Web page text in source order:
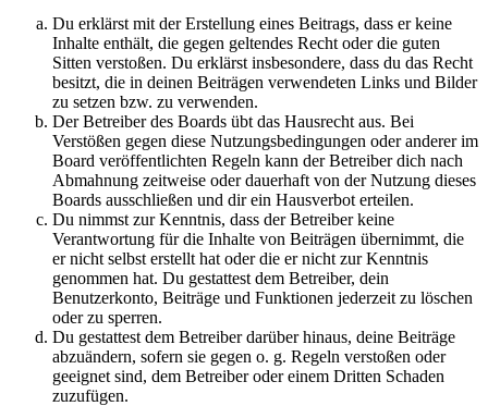
Du erklärst mit der Erstellung eines Beitrags, dass er keine
Inhalte enthält, die gegen geltendes Recht oder die guten
Sitten verstoßen. Du erklärst insbesondere, dass du das Recht
besitzt, die in deinen Beiträgen verwendeten Links und Bilder
zu setzen bzw. zu verwenden.
Der Betreiber des Boards übt das Hausrecht aus. Bei
Verstößen gegen diese Nutzungsbedingungen oder anderer im
Board veröffentlichten Regeln kann der Betreiber dich nach
Abmahnung zeitweise oder dauerhaft von der Nutzung dieses
Boards ausschließen und dir ein Hausverbot erteilen.
Du nimmst zur Kenntnis, dass der Betreiber keine
Verantwortung für die Inhalte von Beiträgen übernimmt, die
er nicht selbst erstellt hat oder die er nicht zur Kenntnis
genommen hat. Du gestattest dem Betreiber, dein
Benutzerkonto, Beiträge und Funktionen jederzeit zu löschen
oder zu sperren.
Du gestattest dem Betreiber darüber hinaus, deine Beiträge
abzuändern, sofern sie gegen o. g. Regeln verstoßen oder
geeignet sind, dem Betreiber oder einem Dritten Schaden
zuzufügen.